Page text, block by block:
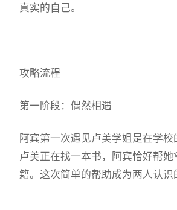
真实的自己。
攻略流程
第一阶段：偶然相遇
阿宾第一次遇见卢美学姐是在学
卢美正在找一本书，阿宾恰好帮她
籍。这次简单的帮助成为两人认识